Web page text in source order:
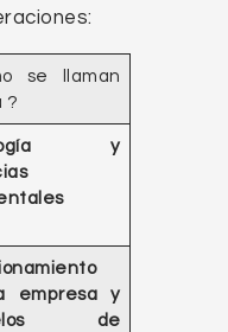
se llaman
?
y
empresa y
de